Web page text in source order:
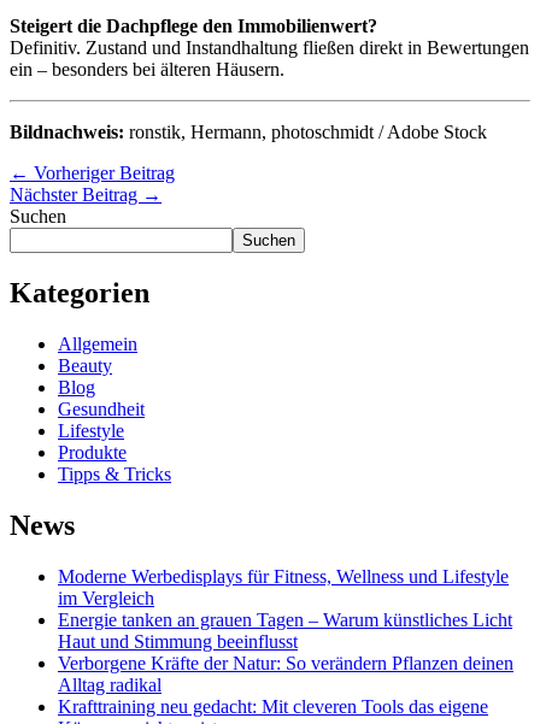
Steigert die Dachpflege den Immobilienwert?
Definitiv. Zustand und Instandhaltung fließen direkt in Bewertungen
ein – besonders bei älteren Häusern.
Bildnachweis: ronstik, Hermann, photoschmidt / Adobe Stock
← Vorheriger Beitrag
Nächster Beitrag →
Suchen
Suchen
Kategorien
Allgemein
Beauty
Blog
Gesundheit
Lifestyle
Produkte
Tipps & Tricks
News
Moderne Werbedisplays für Fitness, Wellness und Lifestyle
im Vergleich
Energie tanken an grauen Tagen – Warum künstliches Licht
Haut und Stimmung beeinflusst
Verborgene Kräfte der Natur: So verändern Pflanzen deinen
Alltag radikal
Krafttraining neu gedacht: Mit cleveren Tools das eigene